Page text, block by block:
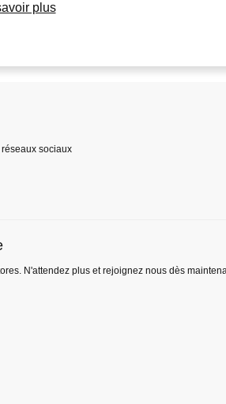
plus
sociaux
N'attendez plus et rejoignez nous dès